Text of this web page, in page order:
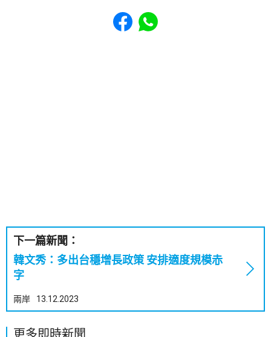
Share to Facebook
Share to WhatsApp
下一篇新聞：
韓文秀：多出台穩增長政策 安排適度規模赤
字
兩岸 13.12.2023
更多即時新聞